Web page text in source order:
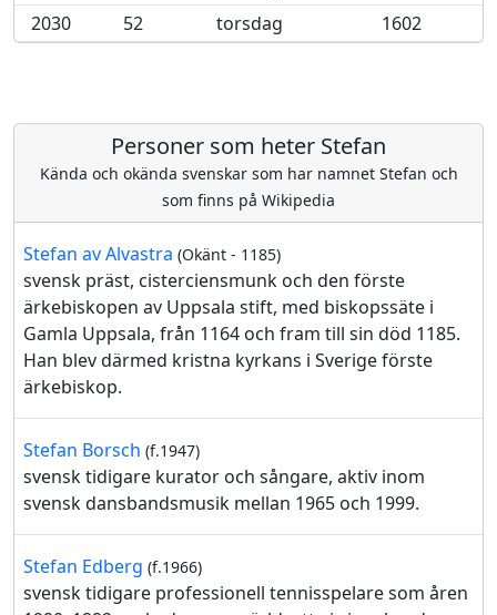
2030
52 torsdag 1602
Personer som heter Stefan
Kända och okända svenskar som har namnet Stefan och
som finns på Wikipedia
Stefan av Alvastra (Okänt - 1185)
svensk präst, cisterciensmunk och den förste
ärkebiskopen av Uppsala stift, med biskopssäte i
Gamla Uppsala, från 1164 och fram till sin död 1185.
Han blev därmed kristna kyrkans i Sverige förste
ärkebiskop.
Stefan Borsch (f.1947)
svensk tidigare kurator och sångare, aktiv inom
svensk dansbandsmusik mellan 1965 och 1999.
Stefan Edberg (f.1966)
svensk tidigare professionell tennisspelare som åren